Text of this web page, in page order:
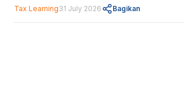
Tax Learning31 July 2026 Bagikan